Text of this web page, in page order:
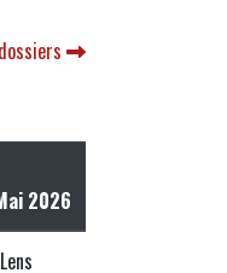
2026
Lens